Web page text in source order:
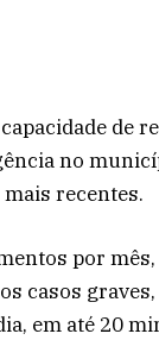
de
no
recentes.
por
casos
em até 20